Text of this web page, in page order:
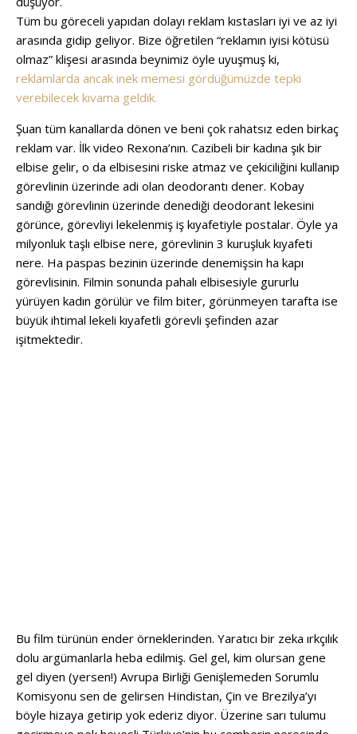
Tüm bu göreceli yapıdan dolayı reklam kıstasları iyi ve az iyi
arasında gidip geliyor. Bize öğretilen “reklamın iyisi kötüsü
olmaz” klişesi arasında beynimiz öyle uyuşmuş ki,
reklamlarda ancak inek memesi gördüğümüzde tepki
verebilecek kıvama geldik.
Şuan tüm kanallarda dönen ve beni çok rahatsız eden birkaç
reklam var. İlk video Rexona’nın. Cazibeli bir kadına şık bir
elbise gelir, o da elbisesini riske atmaz ve çekiciliğini kullanıp
görevlinin üzerinde adi olan deodorantı dener. Kobay
sandığı görevlinin üzerinde denediği deodorant lekesini
görünce, görevliyi lekelenmiş iş kıyafetiyle postalar. Öyle ya
milyonluk taşlı elbise nere, görevlinin 3 kuruşluk kıyafeti
nere. Ha paspas bezinin üzerinde denemişsin ha kapı
görevlisinin. Filmin sonunda pahalı elbisesiyle gururlu
yürüyen kadın görülür ve film biter, görünmeyen tarafta ise
büyük ihtimal lekeli kıyafetli görevli şefinden azar
işitmektedir.
Bu film türünün ender örneklerinden. Yaratıcı bir zeka ırkçılık
dolu argümanlarla heba edilmiş. Gel gel, kim olursan gene
gel diyen (yersen!) Avrupa Birliği Genişlemeden Sorumlu
Komisyonu sen de gelirsen Hindistan, Çin ve Brezilya’yı
böyle hizaya getirip yok ederiz diyor. Üzerine sarı tulumu